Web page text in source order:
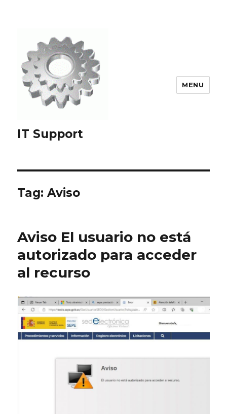
IT Support
MENU
Tag:Aviso
Aviso El usuario no está
autorizado para acceder
al recurso